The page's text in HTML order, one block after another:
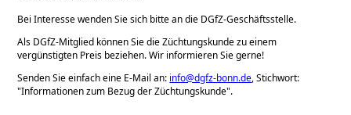
Bei Interesse wenden Sie sich bitte an die DGfZ-Geschäftsstelle.
Als DGfZ-Mitglied können Sie die Züchtungskunde zu einem
vergünstigten Preis beziehen. Wir informieren Sie gerne!
Senden Sie einfach eine E-Mail an: info@dgfz-bonn.de, Stichwort:
Informationen zum Bezug der Züchtungskunde .